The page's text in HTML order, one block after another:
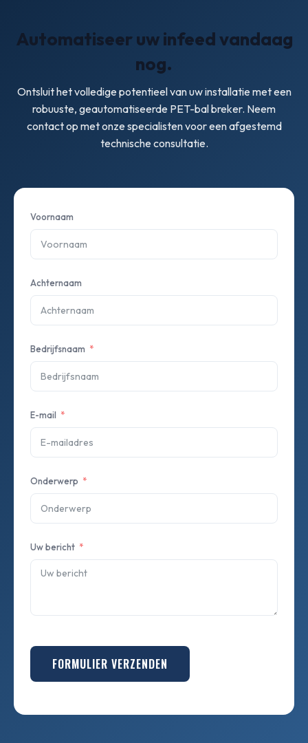
Automatiseer uw infeed vandaag
nog.
Ontsluit het volledige potentieel van uw installatie met een
robuuste, geautomatiseerde PET-bal breker. Neem
contact op met onze specialisten voor een afgestemd
technische consultatie.
Voornaam
Achternaam
Bedrijfsnaam
E-mail
Onderwerp
Uw bericht
FORMULIER VERZENDEN